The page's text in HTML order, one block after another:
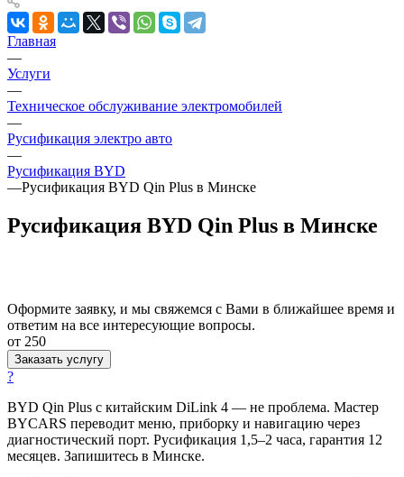
Главная
—
Услуги
—
Техническое обслуживание электромобилей
—
Русификация электро авто
—
Русификация BYD
—Русификация BYD Qin Plus в Минске
Русификация BYD Qin Plus в Минске
Оформите заявку, и мы свяжемся с Вами в ближайшее время и
ответим на все интересующие вопросы.
от 250
Заказать услугу
?
BYD Qin Plus с китайским DiLink 4 — не проблема. Мастер
BYCARS переводит меню, приборку и навигацию через
диагностический порт. Русификация 1,5–2 часа, гарантия 12
месяцев. Запишитесь в Минске.